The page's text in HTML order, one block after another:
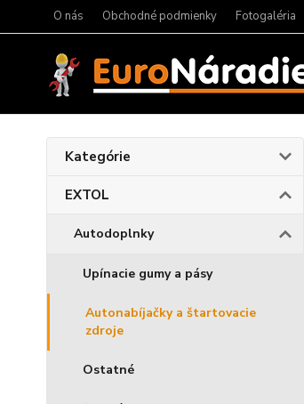
O nás Obchodné podmienky Fotogaléria
Kategórie
EXTOL
Autodoplnky
Upínacie gumy a pásy
Autonabíjačky a štartovacie
zdroje
Ostatné